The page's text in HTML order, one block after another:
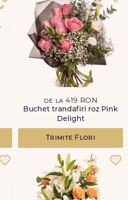
de la 419 RON
Buchet trandafiri roz Pink
Delight
Trimite Flori